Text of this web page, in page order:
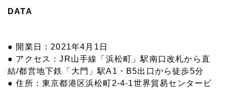
DATA
● 開業日：2021年4月1日
● アクセス：JR山手線「浜松町」駅南口改札から直
結/都営地下鉄「大門」駅A1・B5出口から徒歩5分
● 住所：東京都港区浜松町2-4-1世界貿易センタービ